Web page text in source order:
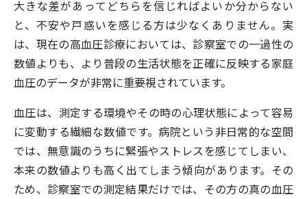
大きな差があってどちらを信じればよいか分からない
と、不安や戸惑いを感じる方は少なくありません。実
は、現在の高血圧診療においては、診察室での一過性の
数値よりも、より普段の生活状態を正確に反映する家庭
血圧のデータが非常に重要視されています。
血圧は、測定する環境やその時の心理状態によって容易
に変動する繊細な数値です。病院という非日常的な空間
では、無意識のうちに緊張やストレスを感じてしまい、
本来の数値よりも高く出てしまう傾向があります。その
ため、診察室での測定結果だけでは、その方の真の血圧